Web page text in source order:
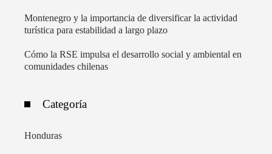
Montenegro y la importancia de diversificar la actividad
turística para estabilidad a largo plazo
Cómo la RSE impulsa el desarrollo social y ambiental en
comunidades chilenas
Categoría
Honduras